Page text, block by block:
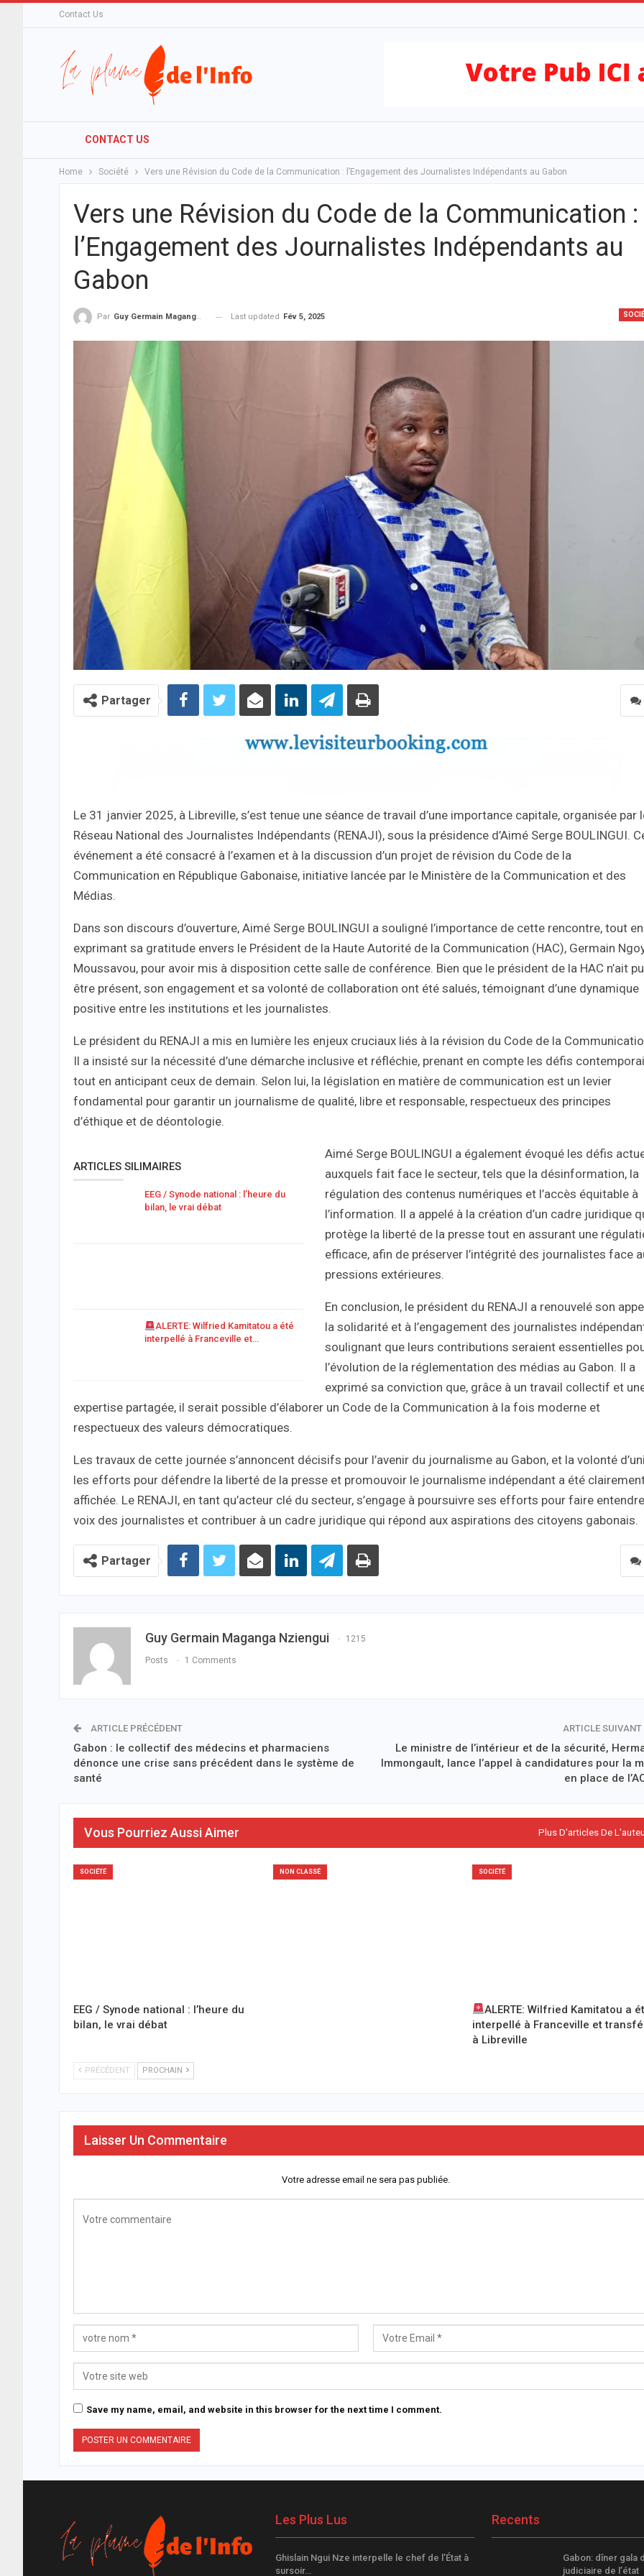
Contact Us
CONTACT US
Home Société Vers une Révision du Code de la Communication : l’Engagement des Journalistes Indépendants au Gabon
Vers une Révision du Code de la Communication :
l’Engagement des Journalistes Indépendants au
Gabon
Par Guy Germain Maganga Nziengui Last updated Fév 5, 2025
Partager
Le 31 janvier 2025, à Libreville, s’est tenue une séance de travail d’une importance capitale, organisée par
Réseau National des Journalistes Indépendants (RENAJI), sous la présidence d’Aimé Serge BOULINGUI.
événement a été consacré à l’examen et à la discussion d’un projet de révision du Code de la
Communication en République Gabonaise, initiative lancée par le Ministère de la Communication et des
Médias.
Dans son discours d’ouverture, Aimé Serge BOULINGUI a souligné l’importance de cette rencontre, tout en
exprimant sa gratitude envers le Président de la Haute Autorité de la Communication (HAC), Germain
Moussavou, pour avoir mis à disposition cette salle de conférence. Bien que le président de la HAC n’ait pu
être présent, son engagement et sa volonté de collaboration ont été salués, témoignant d’une dynamique
positive entre les institutions et les journalistes.
Le président du RENAJI a mis en lumière les enjeux cruciaux liés à la révision du Code de la
Il a insisté sur la nécessité d’une démarche inclusive et réfléchie, prenant en compte les défis
tout en anticipant ceux de demain. Selon lui, la législation en matière de communication est un levier
fondamental pour garantir un journalisme de qualité, libre et responsable, respectueux des principes
d’éthique et de déontologie.
ARTICLES SILIMAIRES
EEG / Synode national : l’heure du
bilan, le vrai débat
ALERTE: Wilfried Kamitatou a été
interpellé à Franceville et…
Aimé Serge BOULINGUI a également évoqué les défis
auxquels fait face le secteur, tels que la désinformation, la
régulation des contenus numériques et l’accès équitable à
l’information. Il a appelé à la création d’un cadre juridique
protège la liberté de la presse tout en assurant une
efficace, afin de préserver l’intégrité des journalistes face
pressions extérieures.
En conclusion, le président du RENAJI a renouvelé son
la solidarité et à l’engagement des journalistes
soulignant que leurs contributions seraient essentielles
l’évolution de la réglementation des médias au Gabon. Il a
exprimé sa conviction que, grâce à un travail collectif et
expertise partagée, il serait possible d’élaborer un Code de la Communication à la fois moderne et
respectueux des valeurs démocratiques.
Les travaux de cette journée s’annoncent décisifs pour l’avenir du journalisme au Gabon, et la volonté
les efforts pour défendre la liberté de la presse et promouvoir le journalisme indépendant a été
affichée. Le RENAJI, en tant qu’acteur clé du secteur, s’engage à poursuivre ses efforts pour faire
voix des journalistes et contribuer à un cadre juridique qui répond aux aspirations des citoyens gabonais.
Partager
Guy Germain Maganga Nziengui 1215
Posts 1 Comments
ARTICLE PRÉCÉDENT
Gabon : le collectif des médecins et pharmaciens
dénonce une crise sans précédent dans le système de
santé
ARTICLE SUIVANT
Le ministre de l’intérieur et de la sécurité,
Immongault, lance l’appel à candidatures pour la
en place de
Vous Pourriez Aussi Aimer Plus D'articles De
SOCIÉTÉ
EEG / Synode national : l’heure du
bilan, le vrai débat
NON CLASSÉ SOCIÉTÉ
ALERTE: Wilfried Kamitatou a
interpellé à Franceville et
à Libreville
PRÉCÉDENT PROCHAIN
Laisser Un Commentaire
Votre adresse email ne sera pas publiée.
Save my name, email, and website in this browser for the next time I comment.
Les Plus Lus
Ghislain Ngui Nze interpelle le chef de l’État à
sursoir…
Recents
Gabon: dîner gala
judiciaire de l’état